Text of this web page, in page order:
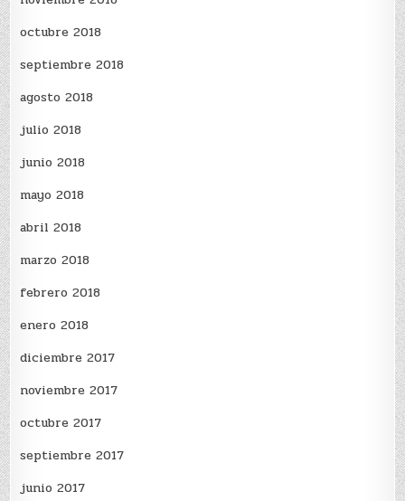
octubre 2018
septiembre 2018
agosto 2018
julio 2018
junio 2018
mayo 2018
abril 2018
marzo 2018
febrero 2018
enero 2018
diciembre 2017
noviembre 2017
octubre 2017
septiembre 2017
junio 2017